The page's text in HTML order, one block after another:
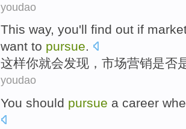
youdao
This way, you'll find out if
want to pursue.
这样你就会发现 ， 市场营销是否
youdao
You should pursue a career